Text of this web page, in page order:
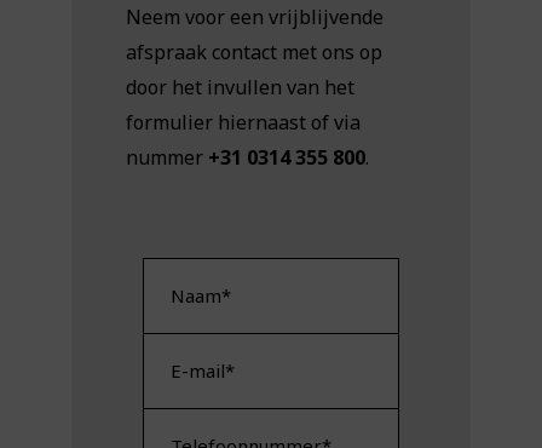
Neem voor een vrijblijvende
afspraak contact met ons op
door het invullen van het
formulier hiernaast of via
nummer +31 0314 355 800.